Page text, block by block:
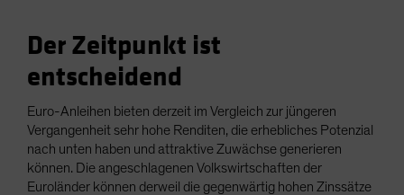
Der Zeitpunkt ist
entscheidend
Euro-Anleihen bieten derzeit im Vergleich zur jüngeren
Vergangenheit sehr hohe Renditen, die erhebliches Potenzial
nach unten haben und attraktive Zuwächse generieren
können. Die angeschlagenen Volkswirtschaften der
Euroländer können derweil die gegenwärtig hohen Zinssätze